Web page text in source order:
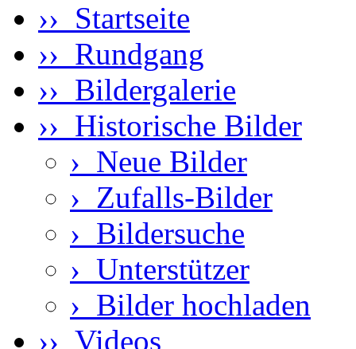
›› Startseite
›› Rundgang
›› Bildergalerie
›› Historische Bilder
› Neue Bilder
› Zufalls-Bilder
› Bildersuche
› Unterstützer
› Bilder hochladen
›› Videos